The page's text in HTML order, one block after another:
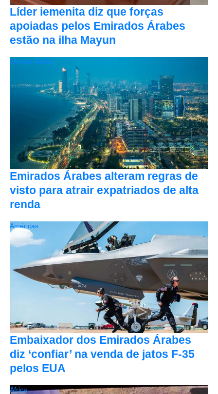
Líder iemenita diz que forças
apoiadas pelos Emirados Árabes
estão na ilha Mayun
Emirados Árabes alteram regras de
visto para atrair expatriados de alta
renda
Oriente Médio
Embaixador dos Emirados Árabes
diz ‘confiar’ na venda de jatos F-35
pelos EUA
Américas
África